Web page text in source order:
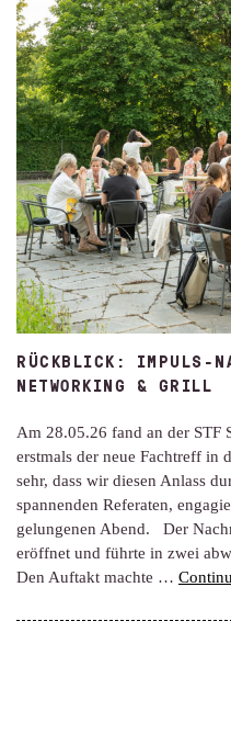
RÜCKBLICK: IMPULS-
NETWORKING & GRILL
Am 28.05.26 fand an der STF
erstmals der neue Fachtreff in
sehr, dass wir diesen Anlass
spannenden Referaten,
gelungenen Abend. Der
eröffnet und führte in zwei
Den Auftakt machte …